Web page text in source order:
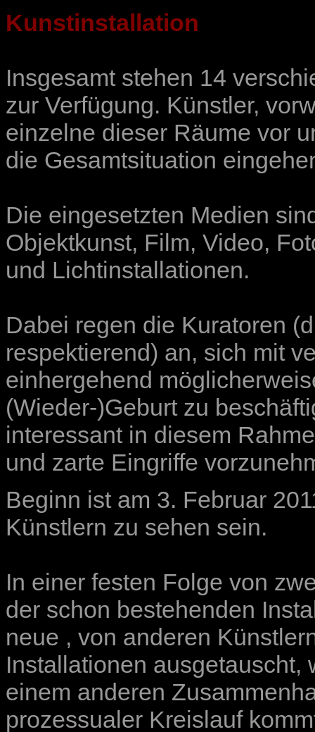
Kunstinstallation
Insgesamt stehen 14
zur Verfügung. Künstler,
einzelne dieser Räume vor
die Gesamtsituation
Die eingesetzten Medien
Objektkunst, Film, Video,
und Lichtinstallationen.
Dabei regen die Kuratoren
respektierend) an, sich mit
einhergehend
(Wieder-)Geburt zu
interessant in diesem
und zarte Eingriffe
Beginn ist am 3. Februar
Künstlern zu sehen sein.
In einer festen Folge von
der schon bestehenden
neue , von anderen
Installationen ausgetauscht,
einem anderen
prozessualer Kreislauf